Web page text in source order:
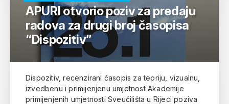
APURI otvorio poziv za predaju
radova za drugi broj časopisa
“Dispozitiv”
Dispozitiv, recenzirani časopis za teoriju, vizualnu,
izvedbenu i primijenjenu umjetnost Akademije
primijenjenih umjetnosti Sveučilišta u Rijeci poziva